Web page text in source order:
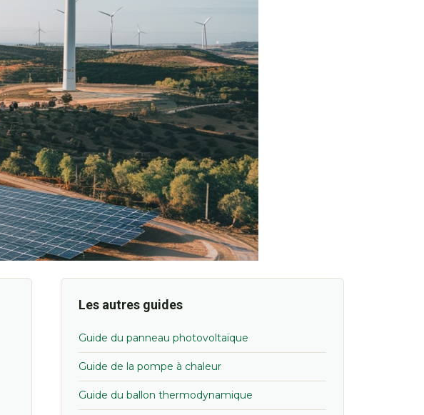
Les autres guides
Guide du panneau photovoltaïque
Guide de la pompe à chaleur
Guide du ballon thermodynamique